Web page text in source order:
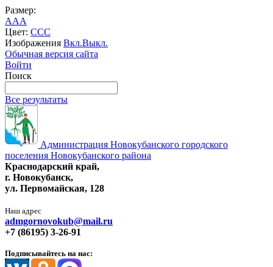
Размер:
AAA
Цвет: CCC
Изображения Вкл.Выкл.
Обычная версия сайта
Войти
Поиск
Все результаты
Администрация Новокубанского городского
поселения Новокубанского района
Краснодарский край,
г. Новокубанск,
ул. Первомайская, 128
Наш адрес
admgornovokub@mail.ru
+7 (86195) 3-26-91
Подписывайтесь на нас: